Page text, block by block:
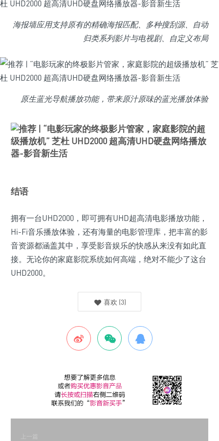
海报墙应用支持原有的精确海报匹配、多种搜刮源、自动
归类系列影片与电视剧、自定义布局
原生蓝光导航播放功能，带来原汁原味的蓝光播放体验
结语
拥有一台UHD2000，即可拥有UHD超高清电影播放功能，
Hi-Fi音乐播放体验，还有海量的电影管理库，把丰富的影
音资源都涵盖其中，享受影音娱乐的快感从来没有如此直
接。无论你的家庭影院系统如何高端，绝对不能少了这台
UHD2000。
喜欢 (3)
上一篇